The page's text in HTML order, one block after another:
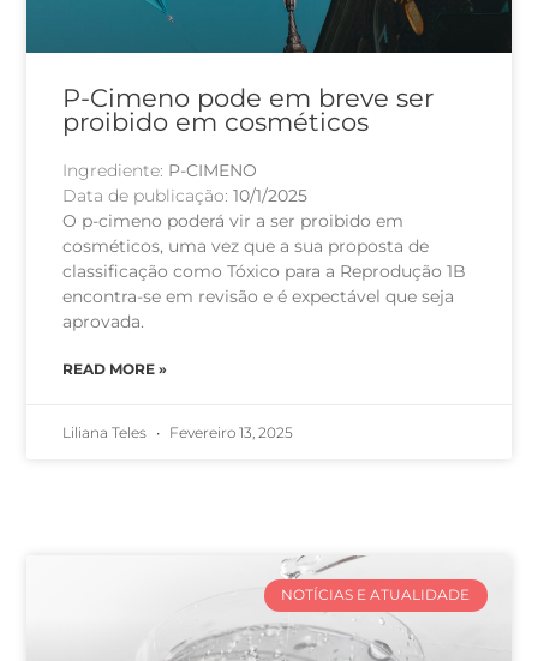
P-Cimeno pode em breve ser
proibido em cosméticos
Ingrediente: P-CIMENO
Data de publicação:10/1/2025
O p-cimeno poderá vir a ser proibido em
cosméticos, uma vez que a sua proposta de
classificação como Tóxico para a Reprodução 1B
encontra-se em revisão e é expectável que seja
aprovada.
READ MORE »
Liliana Teles Fevereiro 13, 2025
NOTÍCIAS E ATUALIDADE